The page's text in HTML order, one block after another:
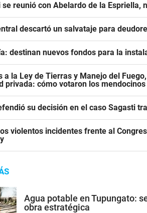
reunió con Abelardo de la Espriella,
descartó un salvataje para
destinan nuevos fondos para la
a la Ley de Tierras y Manejo del
privada: cómo votaron los mendocinos
su decisión en el caso Sagasti
violentos incidentes frente al
Agua potable en Tupungato:
obra estratégica